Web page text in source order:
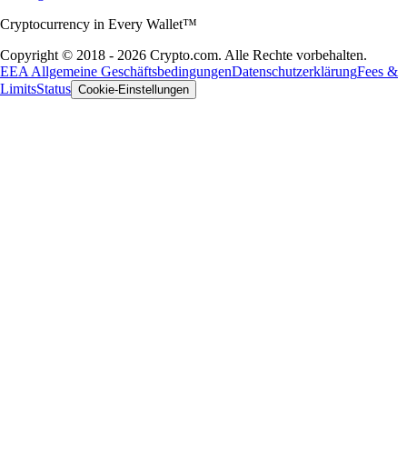
Cryptocurrency in Every Wallet™
Copyright © 2018 - 2026 Crypto.com. Alle Rechte vorbehalten.
EEA Allgemeine GeschäftsbedingungenDatenschutzerklärungFees &
LimitsStatus Cookie-Einstellungen